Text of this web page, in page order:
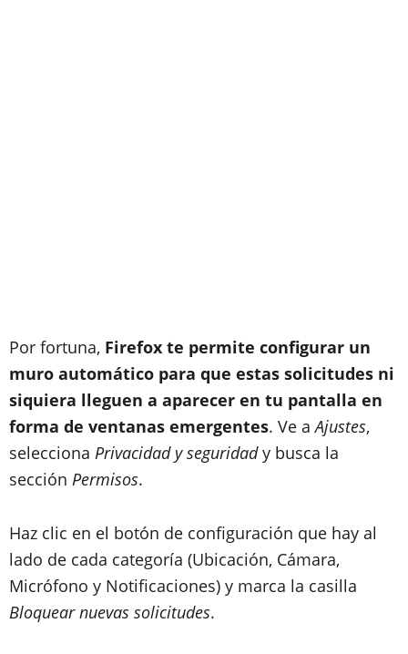
Por fortuna, Firefox te permite configurar un
muro automático para que estas solicitudes ni
siquiera lleguen a aparecer en tu pantalla en
forma de ventanas emergentes. Ve aAjustes,
selecciona Privacidad y seguridady busca la
sección Permisos.
Haz clic en el botón de configuración que hay al
lado de cada categoría (Ubicación, Cámara,
Micrófono y Notificaciones) y marca la casilla
Bloquear nuevas solicitudes.